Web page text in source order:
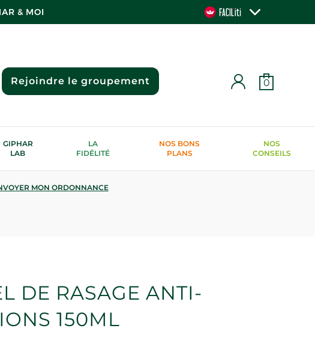
& MOI
Rejoindre le groupement 0
GIPHAR
LAB
LA
FIDÉLITÉ
NOS BONS
PLANS
NOS
CONSEILS
MON ORDONNANCE
DE RASAGE ANTI-
150ML